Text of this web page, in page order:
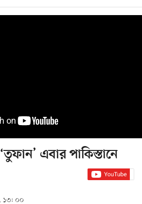
এবার পাকিস্তানে
১৩: ০০